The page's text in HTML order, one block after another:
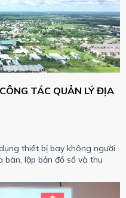
TÁC QUẢN LÝ ĐỊA
thiết bị bay không người
bàn, lập bản đồ số và thu